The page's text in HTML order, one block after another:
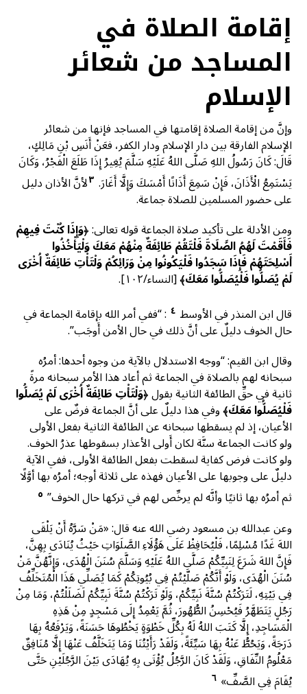
إقامة الصلاة في
المساجد من شعائر
الإسلام
وإنَّ من إقامة الصلاة إقامتها في المساجد فإنها من شعائر
الإسلام الفارقة بين دار الإسلام ودار الكفر، فعَنْ أَنَسِ بْنِ مَالِكٍ،
قَالَ: كَانَ رَسُولُ اللهِ صَلَّى اللهُ عَلَيْهِ سَلَّمَ يُغِيرُ إِذَا طَلَعَ الْفَجْرُ، وَكَانَ
يَسْتَمِعُ الْأَذَانَ، فَإِنْ سَمِعَ أَذَانًا أَمْسَكَ وَإِلَّا أَغَارَ. ٣لأنَّ الأذان دليل
على حضور المسلمين للصلاة جماعة.
ومن الأدلة على تأكيد صلاة الجماعة قوله تعالى: ﴿وَإِذَا كُنْتَ فِيهِمْ
فَأَقَمْتَ لَهُمُ الصَّلَاةَ فَلْتَقُمْ طَائِفَةٌ مِنْهُمْ مَعَكَ وَلْيَأْخُذُوا
أَسْلِحَتَهُمْ فَإِذَا سَجَدُوا فَلْيَكُونُوا مِنْ وَرَائِكُمْ وَلْتَأْتِ طَائِفَةٌ أُخْرَى
لَمْ يُصَلُّوا فَلْيُصَلُّوا مَعَكَ﴾ [النساء/١٠٢].
قال ابن المنذر في الأوسط ٤ : “ففي أمر الله بإقامة الجماعة في
حال الخوف دليلٌ على أنَّ ذلك في حال الأمن أَوجَب”.
وقال ابن القيم: “ووجه الاستدلال بالآية من وجوه أحدها: أمرُه
سبحانه لهم بالصلاة في الجماعة ثم أعاد هذا الأمر سبحانه مرةً
ثانية في حقِّ الطائفة الثانية بقول ﴿وَلْتَأْتِ طَائِفَةٌ أُخْرَى لَمْ يُصَلُّوا
فَلْيُصَلُّوا مَعَكَ﴾ وفي هذا دليلٌ على أنَّ الجماعة فرضٌ على
الأعيان، إذ لم يسقطها سبحانه عن الطائفة الثانية بفعل الأولى
ولو كانت الجماعة سنَّة لكان أَولى الأعذار بسقوطها عذرُ الخوف.
ولو كانت فرض كفاية لسقطت بفعل الطائفة الأولى، ففي الآية
دليلٌ على وجوبها على الأعيان فهذه على ثلاثة أوجه؛ أمرُه بها أوَّلًا
ثم أمرُه بها ثانيًا وأنَّه لم يرخِّص لهم في تركها حال الخوف” ٥
وعن عبدالله بن مسعود رضي الله عنه قال: «مَنْ سَرَّهُ أَنْ يَلْقَى
اللهَ غَدًا مُسْلِمًا، فَلْيُحَافِظْ عَلَى هَؤُلَاءِ الصَّلَوَاتِ حَيْثُ يُنَادَى بِهِنَّ،
فَإِنَّ اللهَ شَرَعَ لِنَبِيِّكُمْ صَلَّى اللهُ عَلَيْهِ وَسَلَّمَ سُنَنَ الْهُدَى، وَإِنَّهُنَّ مَنْ
سُنَنَ الْهُدَى، وَلَوْ أَنَّكُمْ صَلَّيْتُمْ فِي بُيُوتِكُمْ كَمَا يُصَلِّي هَذَا الْمُتَخَلِّفُ
فِي بَيْتِهِ، لَتَرَكْتُمْ سُنَّةَ نَبِيِّكُمْ، وَلَوْ تَرَكْتُمْ سُنَّةَ نَبِيِّكُمْ لَضَلَلْتُمْ، وَمَا مِنْ
رَجُلٍ يَتَطَهَّرُ فَيُحْسِنُ الطُّهُورَ، ثُمَّ يَعْمِدُ إِلَى مَسْجِدٍ مِنْ هَذِهِ
الْمَسَاجِدِ، إِلَّا كَتَبَ اللهُ لَهُ بِكُلِّ خَطْوَةٍ يَخْطُوهَا حَسَنَةً، وَيَرْفَعُهُ بِهَا
دَرَجَةً، وَيَحُطُّ عَنْهُ بِهَا سَيِّئَةً، وَلَقَدْ رَأَيْتُنَا وَمَا يَتَخَلَّفُ عَنْهَا إِلَّا مُنَافِقٌ
مَعْلُومُ النِّفَاقِ، وَلَقَدْ كَانَ الرَّجُلُ يُؤْتَى بِهِ يُهَادَى بَيْنَ الرَّجُلَيْنِ حَتَّى
يُقَامَ فِي الصَّفِّ» ٦